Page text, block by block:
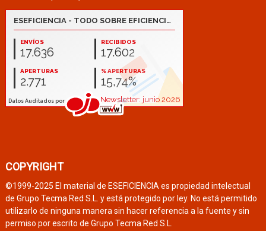
COPYRIGHT
©1999-2025 El material de ESEFICIENCIA es propiedad intelectual
de Grupo Tecma Red S.L. y está protegido por ley. No está permitido
utilizarlo de ninguna manera sin hacer referencia a la fuente y sin
permiso por escrito de Grupo Tecma Red S.L.